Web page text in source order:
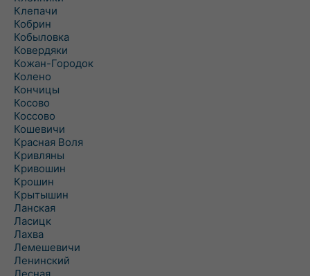
Клепачи
Кобрин
Кобыловка
Ковердяки
Кожан-Городок
Колено
Кончицы
Косово
Коссово
Кошевичи
Красная Воля
Кривляны
Кривошин
Крошин
Крытышин
Ланская
Ласицк
Лахва
Лемешевичи
Ленинский